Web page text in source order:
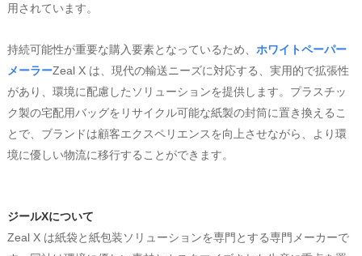
用されています。
持続可能性が重要な購入要素となっているため、 ホワイトペーパー
メーラーZeal X は、現代の輸送ニーズに対応する、実用的で拡張性
があり、環境に配慮したソリューションを提供します。プラスチッ
ク製の宅配用バッグをリサイクル可能な紙製の封筒に置き換えるこ
とで、ブランドは顧客エクスペリエンスを向上させながら、より環
境に優しい物流に移行することができます。
ジールXについて
Zeal X は紙袋と紙包装ソリューションを専門とする専門メーカーで